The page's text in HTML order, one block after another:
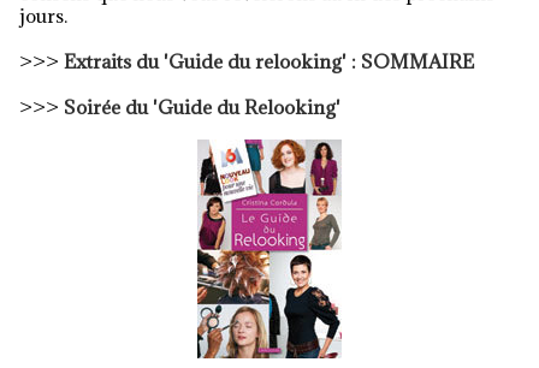
jours.
>>> Extraits du 'Guide du relooking' : SOMMAIRE
>>> Soirée du 'Guide du Relooking'